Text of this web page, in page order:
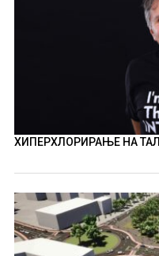
ХИПЕРХЛОРИРАЊЕ НА